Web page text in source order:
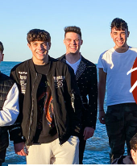
content
sidebar
footer